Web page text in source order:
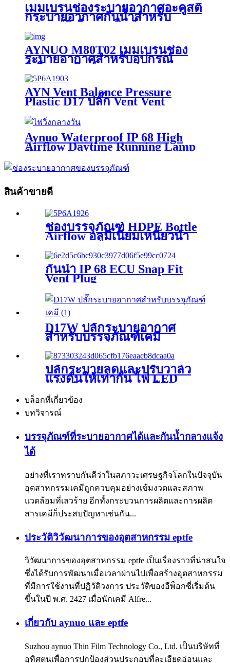
เมมเบรนช่องระบายอากาศอะคูสติ
กระบายอากาศกันน้ำสำหรับ
อุปกรณ์อิเล็กทรอนิกส์แบบพกพา
AYNUO M80T02 เมมเบรนช่อง
ระบายอากาศสำหรับอุปกรณ์
อิเล็กทรอนิกส์พกพา
AYN Vent Balance Pressure
Plastic D17 ปลั๊ก Vent Vent
Aynuo Waterproof IP 68 High
Airflow Daytime Running Lamp
สินค้าขายดี
ช่องบรรจุภัณฑ์ HDPE Bottle
Airflow อลูมิเนียมเหนี่ยวนำ
PE Vent Liner
กันน้ำ IP 68 ECU Snap Fit
Vent Plug
D17W ปลั๊กระบายอากาศ
สำหรับบรรจุภัณฑ์เคมี
ปลั๊กระบายลดและปรับวาล์ว
แรงดันให้เท่ากัน ไฟ LED
บล็อกที่เกี่ยวข้อง
บทวิจารณ์
บรรจุภัณฑ์ที่ระบายอากาศได้และกันน้ำกลางแจ้ง
ได้
อย่างที่เราทราบกันดีว่าในสภาวะเศรษฐกิจโลกในปัจจุบัน
อุตสาหกรรมเคมีถูกควบคุมอย่างเข้มงวดและสภาพ
แวดล้อมที่เลวร้าย อีกทั้งกระบวนการผลิตและการผลิต
สารเคมีก็ประสบปัญหาเช่นกัน...
ประวัติวิวัฒนาการของอุตสาหกรรม eptfe
วิวัฒนาการของอุตสาหกรรม eptfe เป็นเรื่องราวที่น่าสนใจ
ซึ่งได้รับการพัฒนาเมื่อเวลาผ่านไปเพื่อสร้างอุตสาหกรรม
ที่มีการใช้งานที่ปฏิวัติวงการ ประวัติของอีพ็อกซี่เริ่มต้น
ขึ้นในปี พ.ศ. 2427 เมื่อนักเคมี Alfre...
เกี่ยวกับ aynuo และ eptfe
Suzhou aynuo Thin Film Technology Co., Ltd. เป็นบริษัทที่
อุทิศตนเพื่อการปกป้องส่วนประกอบที่ละเอียดอ่อนและ